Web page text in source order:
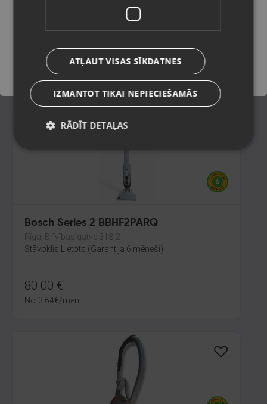
Stāvoklis Mazlietots (Garantija 12 mēneši)
60.00
2.73€/mēn.
Bosch Series 2 BBHF2PARQ
Rīga, Brīvības gatve 318-2
Stāvoklis Lietots (Garantija 6 mēneši)
80.00 €
No 3.64€/mēn.
Saglabāt
ATĻAUT VISAS SĪKDATNES
IZMANTOT TIKAI NEPIECIEŠAMĀS
RĀDĪT DETAĻAS